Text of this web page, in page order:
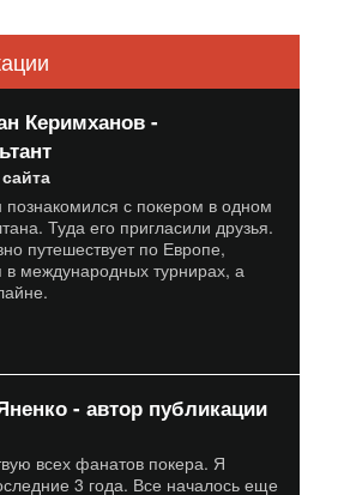
Керимханов -
с покером в одном
Туда его пригласили друзья.
путешествует по Европе,
в международных турнирах, а
- автор публикации
всех фанатов покера. Я
3 года. Все началось еще